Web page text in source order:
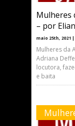
Mulheres
– por
maio 25th, 2021 |
Mulheres da
Adriana
locutora,
e baita